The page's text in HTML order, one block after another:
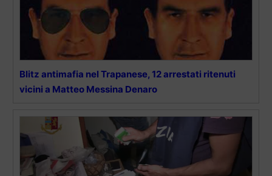
Blitz antimafia nel Trapanese, 12 arrestati ritenuti
vicini a Matteo Messina Denaro